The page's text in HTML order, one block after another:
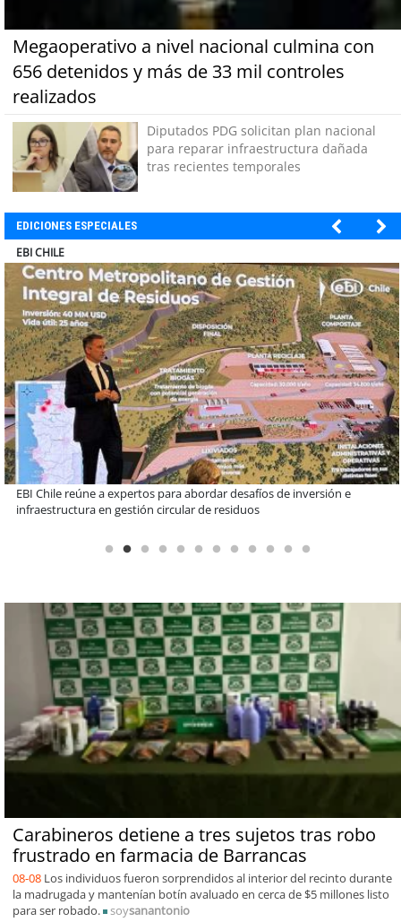
Megaoperativo a nivel nacional culmina con
656 detenidos y más de 33 mil controles
realizados
Diputados PDG solicitan plan nacional
para reparar infraestructura dañada
tras recientes temporales
EDICIONES ESPECIALES
SOPRAVAL
Más de 1.600 alumnos han sido parte de programa Súper Sano de
Sopraval en lo que va del año
Carabineros detiene a tres sujetos tras robo
frustrado en farmacia de Barrancas
08-08 Los individuos fueron sorprendidos al interior del recinto durante
la madrugada y mantenían botín avaluado en cerca de $5 millones listo
para ser robado.
soysanantonio